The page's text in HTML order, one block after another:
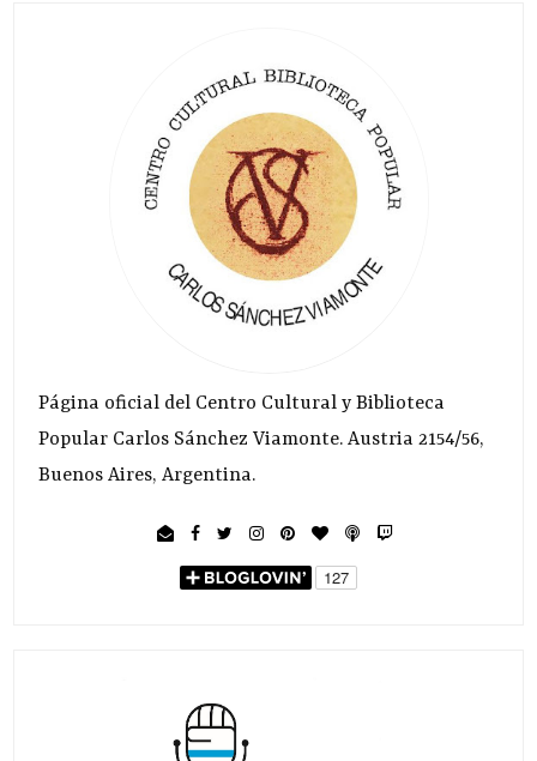
Página oficial del Centro Cultural y Biblioteca
Popular Carlos Sánchez Viamonte. Austria 2154/56,
Buenos Aires, Argentina.